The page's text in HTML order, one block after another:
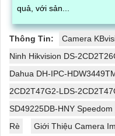
quả, với sản...
Thông Tin: Camera
Ninh Hikvision DS-
Dahua DH-IPC-
2CD2T47G2-LDS-
SD49225DB-HNY Speedom
Rè
Giới Thiệu Camera